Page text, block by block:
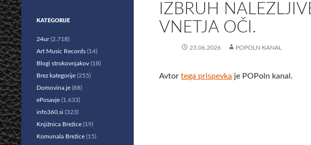
IZBRUH
VNETJA OČI.
23.06.2026 POPOLN KANAL
Avtortega prispevka je POPoln kanal.
KATEGORIJE
24ur(2.718)
Art Music Records (14)
Blogi strokovnjakov (18)
Brez kategorije (255)
Domovina.je (88)
ePosavje (1.633)
info360.si (323)
Knjižnica Brežice (19)
Komunala Brežice (15)